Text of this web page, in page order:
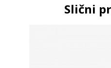
Slični